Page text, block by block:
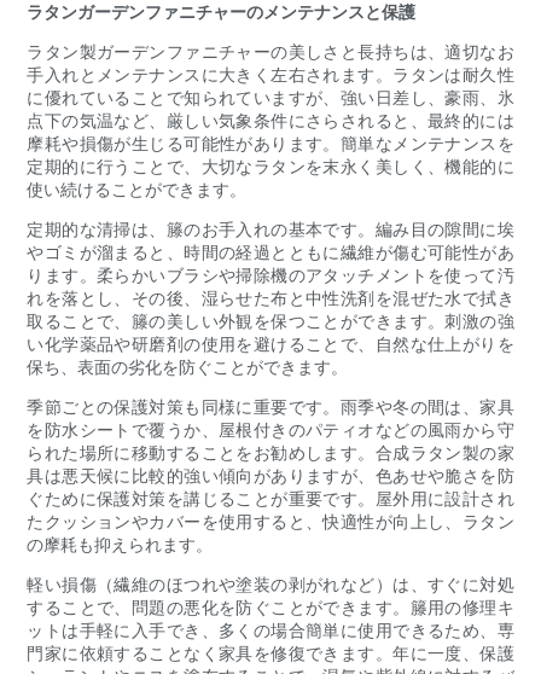
ラタンガーデンファニチャーのメンテナンスと保護
ラタン製ガーデンファニチャーの美しさと長持ちは、適切なお
手入れとメンテナンスに大きく左右されます。ラタンは耐久性
に優れていることで知られていますが、強い日差し、豪雨、氷
点下の気温など、厳しい気象条件にさらされると、最終的には
摩耗や損傷が生じる可能性があります。簡単なメンテナンスを
定期的に行うことで、大切なラタンを末永く美しく、機能的に
使い続けることができます。
定期的な清掃は、籐のお手入れの基本です。編み目の隙間に埃
やゴミが溜まると、時間の経過とともに繊維が傷む可能性があ
ります。柔らかいブラシや掃除機のアタッチメントを使って汚
れを落とし、その後、湿らせた布と中性洗剤を混ぜた水で拭き
取ることで、籐の美しい外観を保つことができます。刺激の強
い化学薬品や研磨剤の使用を避けることで、自然な仕上がりを
保ち、表面の劣化を防ぐことができます。
季節ごとの保護対策も同様に重要です。雨季や冬の間は、家具
を防水シートで覆うか、屋根付きのパティオなどの風雨から守
られた場所に移動することをお勧めします。合成ラタン製の家
具は悪天候に比較的強い傾向がありますが、色あせや脆さを防
ぐために保護対策を講じることが重要です。屋外用に設計され
たクッションやカバーを使用すると、快適性が向上し、ラタン
の摩耗も抑えられます。
軽い損傷（繊維のほつれや塗装の剥がれなど）は、すぐに対処
することで、問題の悪化を防ぐことができます。籐用の修理キ
ットは手軽に入手でき、多くの場合簡単に使用できるため、専
門家に依頼することなく家具を修復できます。年に一度、保護